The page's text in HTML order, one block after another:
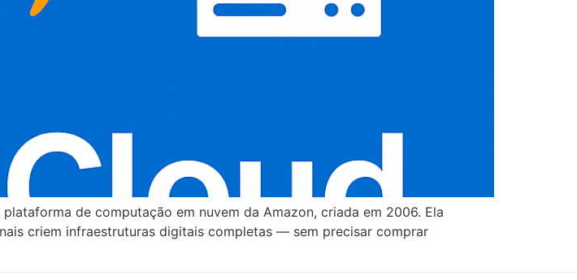
de computação em nuvem da Amazon, criada em 2006. Ela
criem infraestruturas digitais completas — sem precisar comprar